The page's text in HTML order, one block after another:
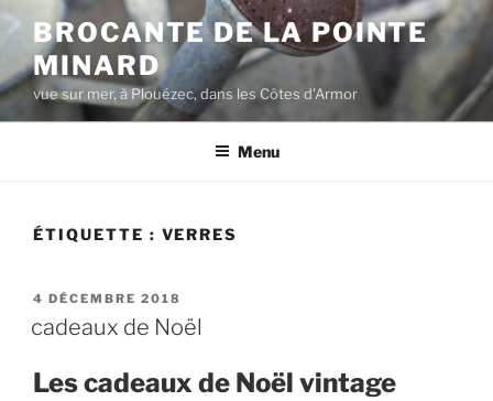
Aller
au
contenu
principal
BROCANTE DE LA POINTE
MINARD
vue sur mer, à Plouézec, dans les Côtes d'Armor
Menu
ÉTIQUETTE : VERRES
PUBLIÉ
4 DÉCEMBRE 2018
cadeaux de Noël
Les cadeaux de Noël vintage